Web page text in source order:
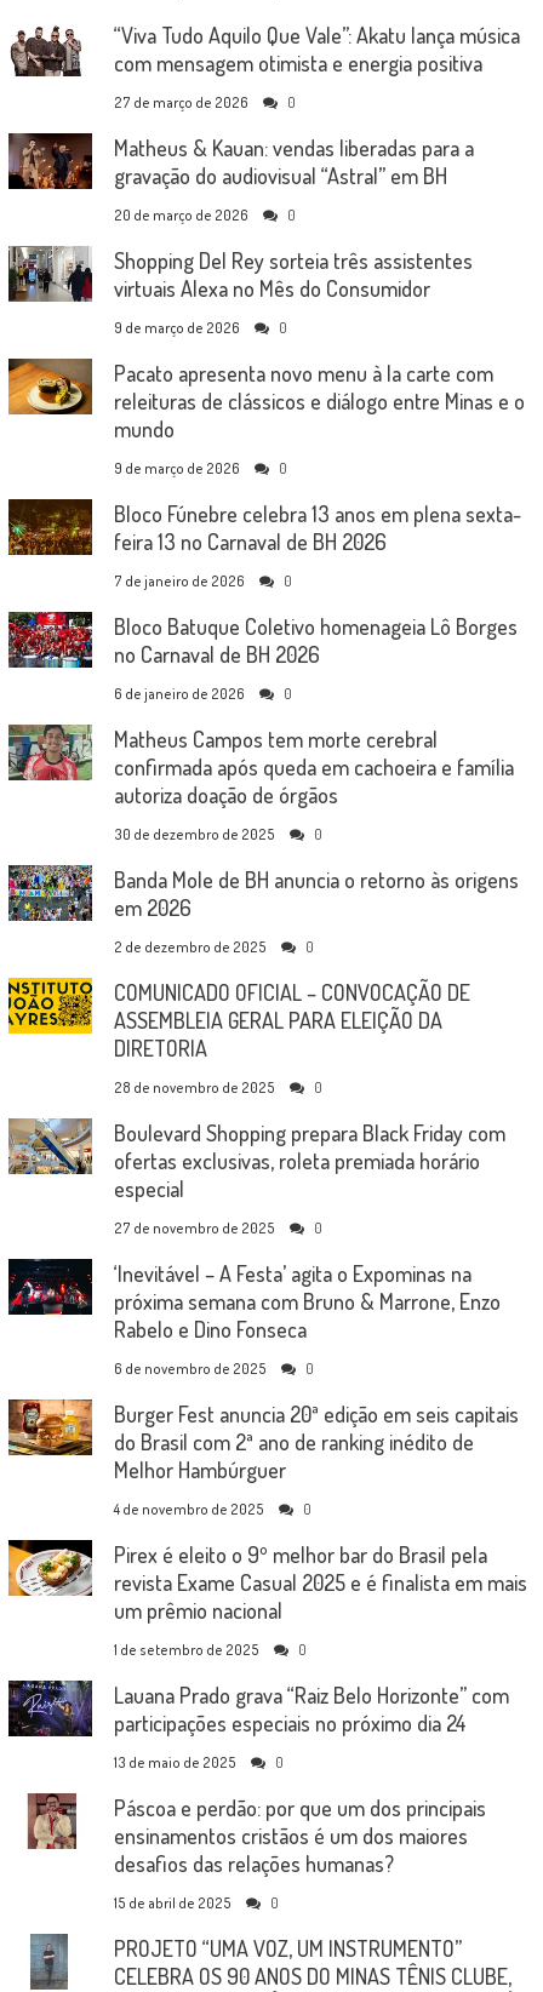
“Viva Tudo Aquilo Que Vale”: Akatu lança música
com mensagem otimista e energia positiva
27 de março de 2026 0
Matheus & Kauan: vendas liberadas para a
gravação do audiovisual “Astral” em BH
20 de março de 2026 0
Shopping Del Rey sorteia três assistentes
virtuais Alexa no Mês do Consumidor
9 de março de 2026 0
Pacato apresenta novo menu à la carte com
releituras de clássicos e diálogo entre Minas e o
mundo
9 de março de 2026 0
Bloco Fúnebre celebra 13 anos em plena sexta-
feira 13 no Carnaval de BH 2026
7 de janeiro de 2026 0
Bloco Batuque Coletivo homenageia Lô Borges
no Carnaval de BH 2026
6 de janeiro de 2026 0
Matheus Campos tem morte cerebral
confirmada após queda em cachoeira e família
autoriza doação de órgãos
30 de dezembro de 2025 0
Banda Mole de BH anuncia o retorno às origens
em 2026
2 de dezembro de 2025 0
COMUNICADO OFICIAL – CONVOCAÇÃO DE
ASSEMBLEIA GERAL PARA ELEIÇÃO DA
DIRETORIA
28 de novembro de 2025 0
Boulevard Shopping prepara Black Friday com
ofertas exclusivas, roleta premiada horário
especial
27 de novembro de 2025 0
‘Inevitável – A Festa’ agita o Expominas na
próxima semana com Bruno & Marrone, Enzo
Rabelo e Dino Fonseca
6 de novembro de 2025 0
Burger Fest anuncia 20ª edição em seis capitais
do Brasil com 2ª ano de ranking inédito de
Melhor Hambúrguer
4 de novembro de 2025 0
Pirex é eleito o 9º melhor bar do Brasil pela
revista Exame Casual 2025 e é finalista em mais
um prêmio nacional
1 de setembro de 2025 0
Lauana Prado grava “Raiz Belo Horizonte” com
participações especiais no próximo dia 24
13 de maio de 2025 0
Páscoa e perdão: por que um dos principais
ensinamentos cristãos é um dos maiores
desafios das relações humanas?
15 de abril de 2025 0
PROJETO “UMA VOZ, UM INSTRUMENTO”
CELEBRA OS 90 ANOS DO MINAS TÊNIS CLUBE,